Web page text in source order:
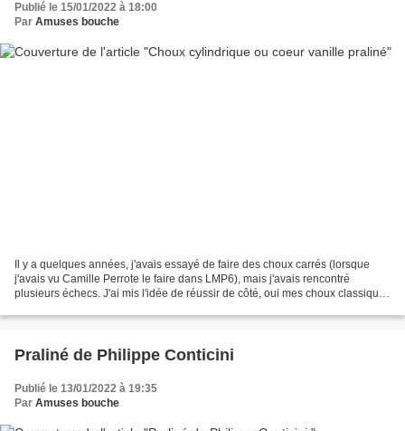
Publié le 15/01/2022 à 18:00
Par Amuses bouche
Il y a quelques années, j'avais essayé de faire des choux carrés (lorsque
j'avais vu Camille Perrote le faire dans LMP6), mais j'avais rencontré
plusieurs échecs. J'ai mis l'idée de réussir de côté, oui mes choux classiques
Praliné de Philippe Conticini
Publié le 13/01/2022 à 19:35
Par Amuses bouche